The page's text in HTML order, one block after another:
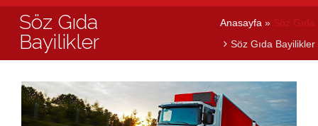
Söz Gıda
Bayilikler
Anasayfa » Söz Gıda
Söz Gıda Bayilikler